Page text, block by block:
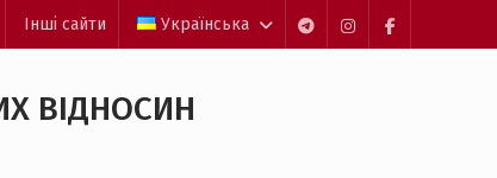
ПунктПунктПункт
Інші сайти Українська
ВІДНОСИН